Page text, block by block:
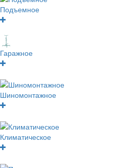
Подъемное
Гаражное
Шиномонтажное
Климатическое